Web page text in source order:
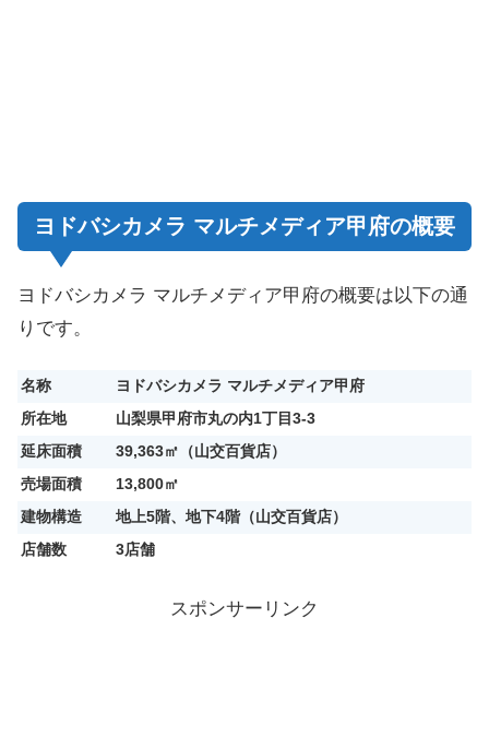
ヨドバシカメラ マルチメディア甲府の概要
ヨドバシカメラ マルチメディア甲府の概要は以下の通
りです。
名称
ヨドバシカメラ マルチメディア甲府
所在地
山梨県甲府市丸の内1丁目3-3
延床面積
39,363㎡（山交百貨店）
売場面積
13,800㎡
建物構造
地上5階、地下4階（山交百貨店）
店舗数
3店舗
スポンサーリンク